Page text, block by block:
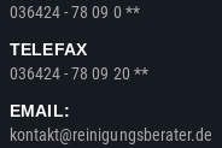
036424 - 78 09 0 **
TELEFAX
036424 - 78 09 20 **
EMAIL:
kontakt@reinigungsberater.de